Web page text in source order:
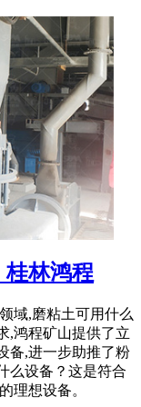
桂林鸿程
域,磨粘土可用什么
,鸿程矿山提供了立
备,进一步助推了粉
么设备？这是符合
理想设备。